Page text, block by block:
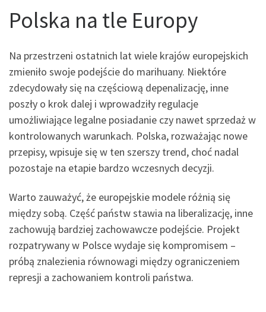
Polska na tle Europy
Na przestrzeni ostatnich lat wiele krajów europejskich
zmieniło swoje podejście do marihuany. Niektóre
zdecydowały się na częściową depenalizację, inne
poszły o krok dalej i wprowadziły regulacje
umożliwiające legalne posiadanie czy nawet sprzedaż w
kontrolowanych warunkach. Polska, rozważając nowe
przepisy, wpisuje się w ten szerszy trend, choć nadal
pozostaje na etapie bardzo wczesnych decyzji.
Warto zauważyć, że europejskie modele różnią się
między sobą. Część państw stawia na liberalizację, inne
zachowują bardziej zachowawcze podejście. Projekt
rozpatrywany w Polsce wydaje się kompromisem –
próbą znalezienia równowagi między ograniczeniem
represji a zachowaniem kontroli państwa.